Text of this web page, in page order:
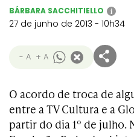
BÁRBARA SACCHITIELLO i
27 de junho de 2013 - 10h34
- A + A
O acordo de troca de
entre a TV Cultura e a
partir do dia 1º de julho.